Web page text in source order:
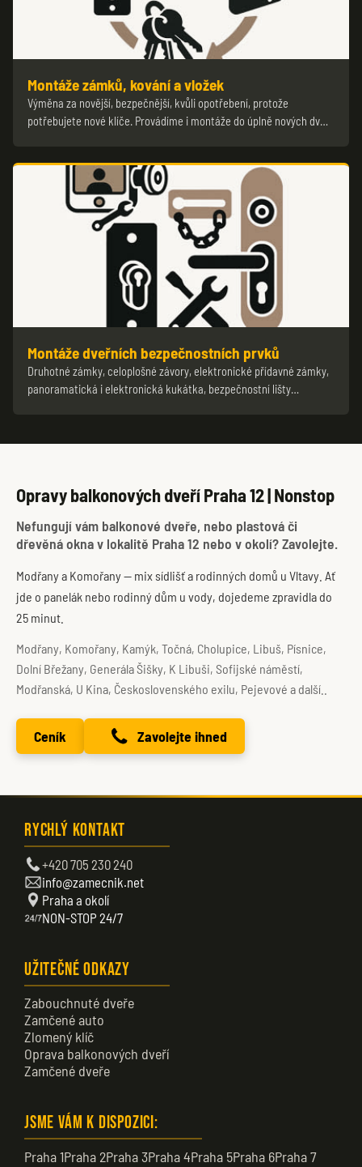
Montáže zámků, kování a vložek
Výměna za novější, bezpečnější, kvůli opotřebení, protože
potřebujete nové klíče. Provádíme i montáže do úplně nových dv…
Montáže dveřních bezpečnostních prvků
Druhotné zámky, celoplošné závory, elektronické přídavné zámky,
panoramatická i elektronická kukátka, bezpečnostní lišty…
Opravy balkonových dveří Praha 12 | Nonstop
Nefungují vám balkonové dveře, nebo plastová či
dřevěná okna v lokalitě Praha 12 nebo v okolí? Zavolejte.
Modřany a Komořany — mix sídlišť a rodinných domů u Vltavy. Ať
jde o panelák nebo rodinný dům u vody, dojedeme zpravidla do
25 minut.
Modřany, Komořany, Kamýk, Točná, Cholupice, Libuš, Písnice,
Dolní Břežany, Generála Šišky, K Libuši, Sofijské náměstí,
Modřanská, U Kina, Československého exilu, Pejevové a další..
Ceník Zavolejte ihned
Rychlý kontakt
+420 705 230 240
info@zamecnik.net
Praha a okolí
NON-STOP 24/7
Užitečné odkazy
Zabouchnuté dveře
Zamčené auto
Zlomený klíč
Oprava balkonových dveří
Zamčené dveře
Jsme vám k dispozici:
Praha 1Praha 2Praha 3Praha 4Praha 5Praha 6Praha 7